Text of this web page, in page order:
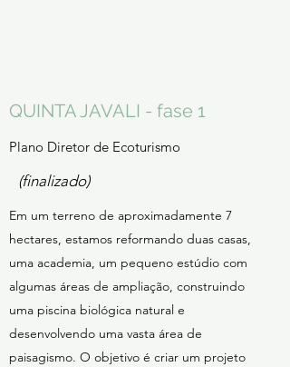
QUINTA JAVALI - fase 1
Plano Diretor de Ecoturismo
(finalizado)
Em um terreno de aproximadamente 7
hectares, estamos reformando duas casas,
uma academia, um pequeno estúdio com
algumas áreas de ampliação, construindo
uma piscina biológica natural e
desenvolvendo uma vasta área de
paisagismo. O objetivo é criar um projeto